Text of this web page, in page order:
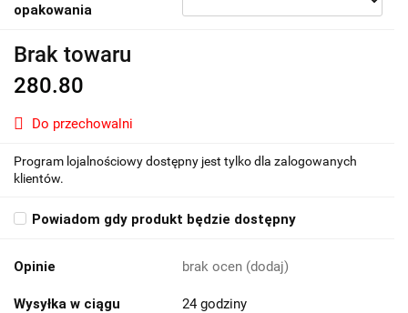
opakowania
Brak towaru
280.80
Do przechowalni
Program lojalnościowy dostępny jest tylko dla zalogowanych
klientów.
Powiadom gdy produkt będzie dostępny
Opinie brak ocen (dodaj)
Wysyłka w ciągu 24 godziny